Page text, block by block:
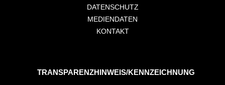
DATENSCHUTZ
MEDIENDATEN
KONTAKT
TRANSPARENZHINWEIS/KENNZEICHNUNG